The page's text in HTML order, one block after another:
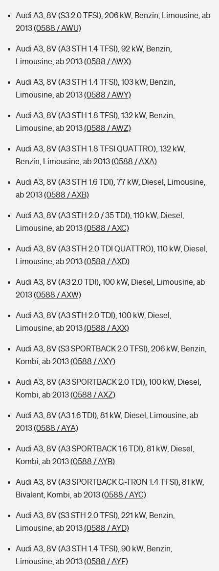
Audi A3, 8V (S3 2.0 TFSI), 206 kW, Benzin, Limousine, ab
2013(0588 / AWU)
Audi A3, 8V (A3 STH 1.4 TFSI), 92 kW, Benzin,
Limousine, ab 2013(0588 / AWX)
Audi A3, 8V (A3 STH 1.4 TFSI), 103 kW, Benzin,
Limousine, ab 2013(0588 / AWY)
Audi A3, 8V (A3 STH 1.8 TFSI), 132 kW, Benzin,
Limousine, ab 2013(0588 / AWZ)
Audi A3, 8V (A3 STH 1.8 TFSI QUATTRO), 132 kW,
Benzin, Limousine, ab 2013(0588 / AXA)
Audi A3, 8V (A3 STH 1.6 TDI), 77 kW, Diesel, Limousine,
ab 2013(0588 / AXB)
Audi A3, 8V (A3 STH 2.0 / 35 TDI), 110 kW, Diesel,
Limousine, ab 2013(0588 / AXC)
Audi A3, 8V (A3 STH 2.0 TDI QUATTRO), 110 kW, Diesel,
Limousine, ab 2013(0588 / AXD)
Audi A3, 8V (A3 2.0 TDI), 100 kW, Diesel, Limousine, ab
2013(0588 / AXW)
Audi A3, 8V (A3 STH 2.0 TDI), 100 kW, Diesel,
Limousine, ab 2013(0588 / AXX)
Audi A3, 8V (S3 SPORTBACK 2.0 TFSI), 206 kW, Benzin,
Kombi, ab 2013(0588 / AXY)
Audi A3, 8V (A3 SPORTBACK 2.0 TDI), 100 kW, Diesel,
Kombi, ab 2013(0588 / AXZ)
Audi A3, 8V (A3 1.6 TDI), 81 kW, Diesel, Limousine, ab
2013(0588 / AYA)
Audi A3, 8V (A3 SPORTBACK 1.6 TDI), 81 kW, Diesel,
Kombi, ab 2013(0588 / AYB)
Audi A3, 8V (A3 SPORTBACK G-TRON 1.4 TFSI), 81 kW,
Bivalent, Kombi, ab 2013(0588 / AYC)
Audi A3, 8V (S3 STH 2.0 TFSI), 221 kW, Benzin,
Limousine, ab 2013(0588 / AYD)
Audi A3, 8V (A3 STH 1.4 TFSI), 90 kW, Benzin,
Limousine, ab 2013(0588 / AYF)